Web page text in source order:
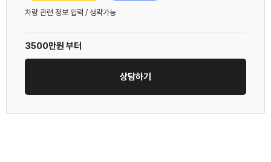
차량 관련 정보 입력 / 생략가능
3500만원 부터
상담하기